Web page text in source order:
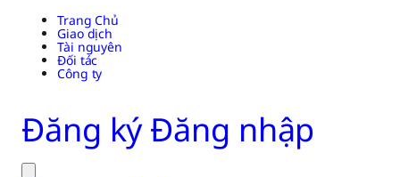
Trang Chủ
Giao dịch
Tài nguyên
Đối tác
Công ty
Đăng ký Đăng nhập